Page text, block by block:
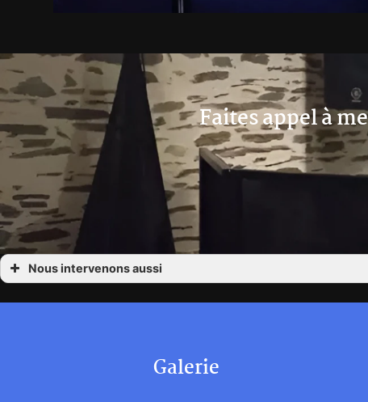
Faites appel à
Nous intervenons aussi
DJ Animateur Bressuire
DJ Animateur Les Sables D’OlonneGalerie